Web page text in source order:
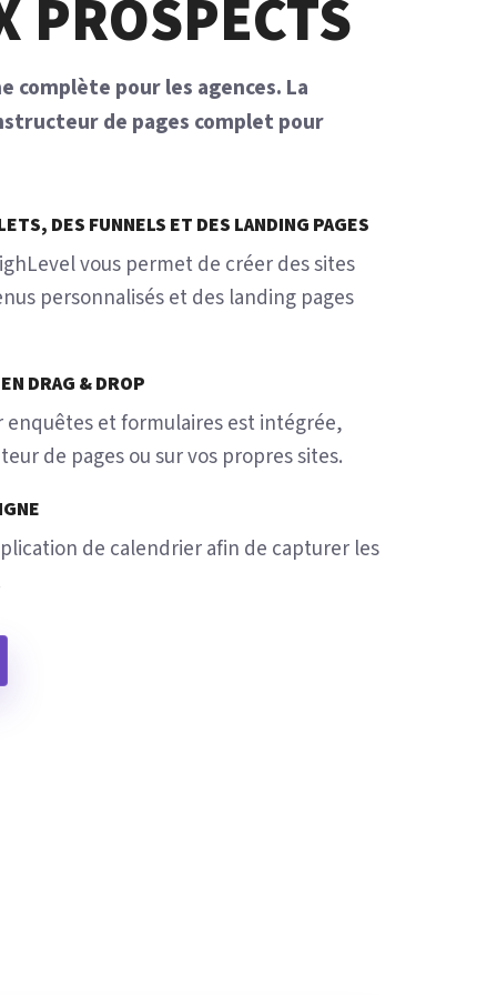
PROSPECTS
complète pour les agences. La
de pages complet pour
DES FUNNELS ET DES LANDING PAGES
vous permet de créer des sites
personnalisés et des landing pages
DRAG & DROP
et formulaires est intégrée,
de pages ou sur vos propres sites.
de calendrier afin de capturer les